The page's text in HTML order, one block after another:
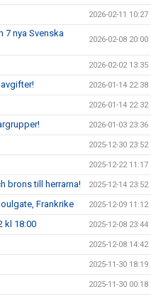
2026-02-11 10:27
7 nya Svenska
2026-02-08 20:00
2026-02-02 13:35
2026-01-14 22:38
2026-01-14 22:32
2026-01-03 23:36
2025-12-30 23:52
2025-12-22 11:17
brons till herrarna! 2025-12-14 23:52
Frankrike 2025-12-09 11:12
kl 18:00 2025-12-08 23:44
2025-12-08 14:42
2025-11-30 18:19
2025-11-30 00:18